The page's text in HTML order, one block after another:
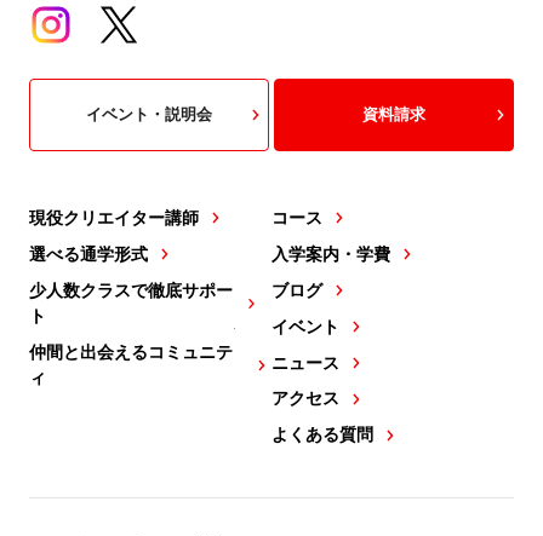
現役クリエイター講師
選べる通学形式
少人数クラスで徹底サポー
ト
仲間と出会えるコミュニテ
ィ
コース
入学案内・学費
ブログ
イベント
ニュース
アクセス
よくある質問
イベント・説明会 資料請求